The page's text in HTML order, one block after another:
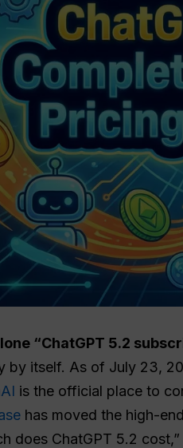
“ChatGPT 5.2
by itself. As of July 23,
is the official place to
has moved the high-
does ChatGPT 5.2